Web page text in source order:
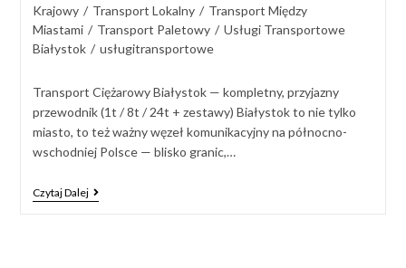
Krajowy / Transport Lokalny / Transport Między
Miastami / Transport Paletowy / Usługi Transportowe
Białystok / usługitransportowe
Transport Ciężarowy Białystok — kompletny, przyjazny
przewodnik (1t / 8t / 24t + zestawy) Białystok to nie tylko
miasto, to też ważny węzeł komunikacyjny na północno-
wschodniej Polsce — blisko granic,…
Czytaj Dalej